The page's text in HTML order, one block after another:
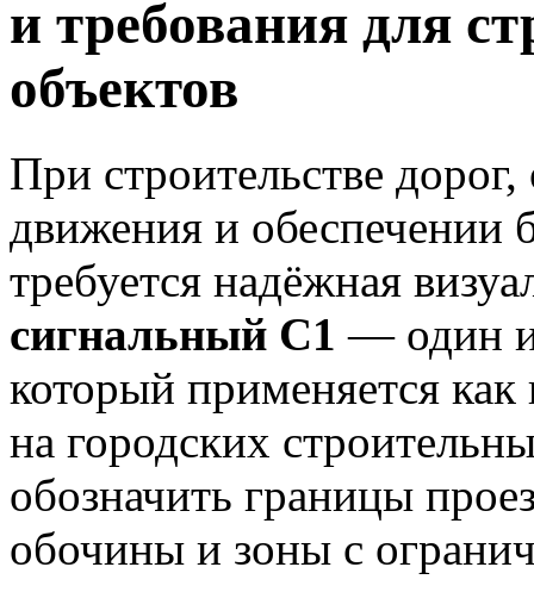
и требования для
объектов
При строительстве
движения и обеспечении
требуется надёжная
сигнальный С1 — один
который применяется
на городских
обозначить границы
обочины и зоны с